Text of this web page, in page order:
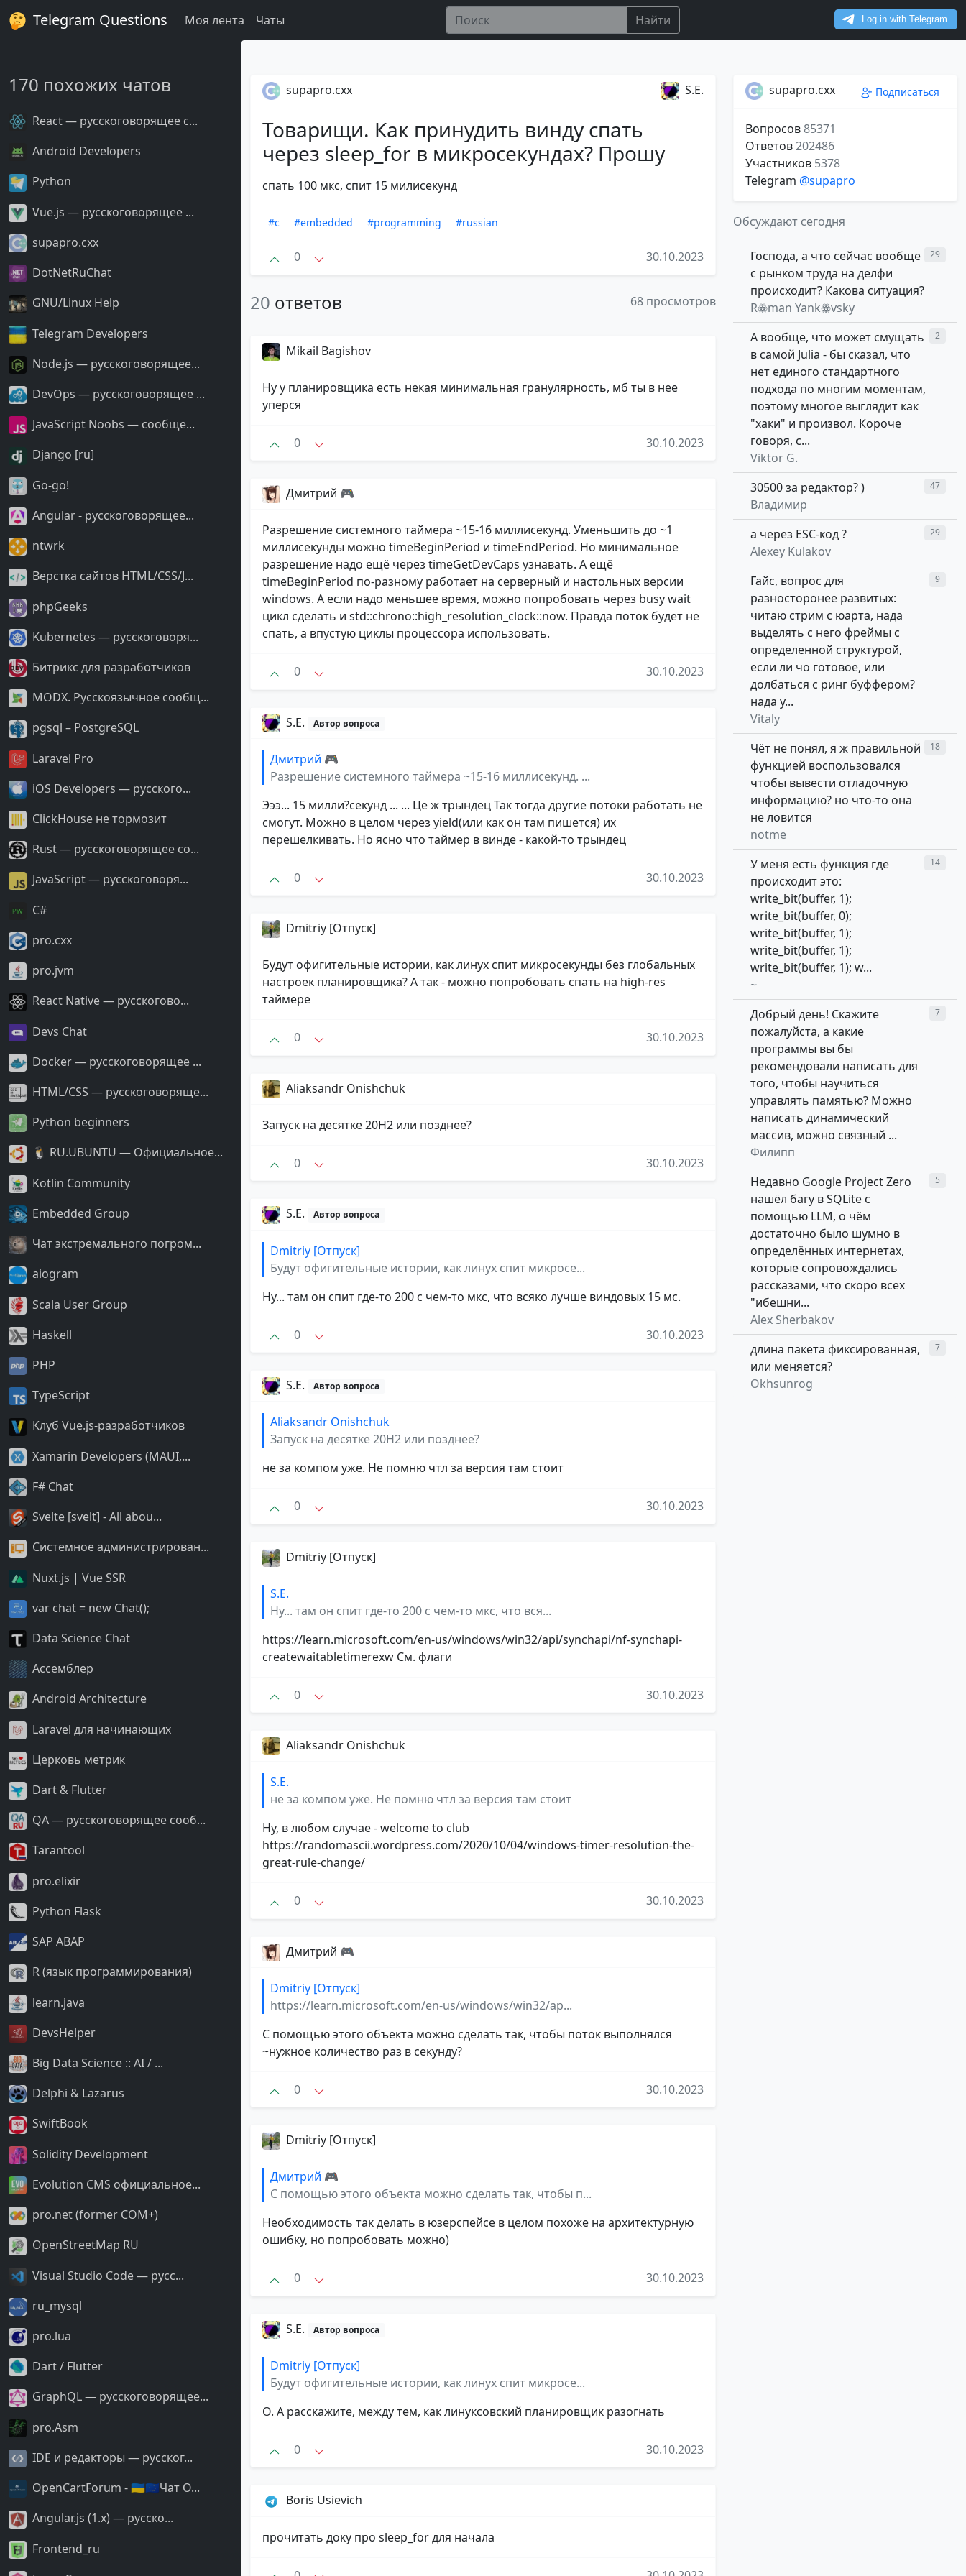
Telegram Questions Моя лента Чаты Найти
170 похожих чатов
React — русскоговорящее с...
Android Developers
Python
Vue.js — русскоговорящее ...
supapro.cxx
DotNetRuChat
GNU/Linux Help
Telegram Developers
Node.js — русскоговорящее...
DevOps — русскоговорящее ...
JavaScript Noobs — сообще...
Django [ru]
Go-go!
Angular - русскоговорящее...
ntwrk
Верстка сайтов HTML/CSS/J...
phpGeeks
Kubernetes — русскоговоря...
Битрикс для разработчиков
MODX. Русскоязычное сообщ...
pgsql – PostgreSQL
Laravel Pro
iOS Developers — русского...
ClickHouse не тормозит
Rust — русскоговорящее со...
JavaScript — русскоговоря...
С#
pro.cxx
pro.jvm
React Native — русскогово...
Devs Chat
Docker — русскоговорящее ...
HTML/CSS — русскоговоряще...
Python beginners
🐧 RU.UBUNTU — Официальное...
Kotlin Community
Embedded Group
Чат экстремального погром...
aiogram
Scala User Group
Haskell
PHP
TypeScript
Клуб Vue.js-разработчиков
Xamarin Developers (MAUI,...
F# Chat
Svelte [svelt] - All abou...
Системное администрирован...
Nuxt.js | Vue SSR
var chat = new Chat();
Data Science Chat
Ассемблер
Android Architecture
Laravel для начинающих
Церковь метрик
Dart & Flutter
QA — русскоговорящее сооб...
Tarantool
pro.elixir
Python Flask
SAP ABAP
R (язык программирования)
learn.java
DevsHelper
Big Data Science :: AI / ...
Delphi & Lazarus
SwiftBook
Solidity Development
Evolution CMS официальное...
pro.net (former COM+)
OpenStreetMap RU
Visual Studio Code — русс...
ru_mysql
pro.lua
Dart / Flutter
GraphQL — русскоговорящее...
pro.Asm
IDE и редакторы — русског...
OpenCartForum - 🇺🇦🇪🇺Чат O...
Angular.js (1.x) — русско...
Frontend_ru
supapro.cxx S.E.
Товарищи. Как принудить винду спать
через sleep_for в микросекундах? Прошу
спать 100 мкс, спит 15 милисекунд
#c #embedded #programming #russian
0 30.10.2023
20 ответов 68 просмотров
Mikail Bagishov
Ну у планировщика есть некая минимальная гранулярность, мб ты в нее
уперся
0 30.10.2023
Дмитрий 🎮
Разрешение системного таймера ~15-16 миллисекунд. Уменьшить до ~1
миллисекунды можно timeBeginPeriod и timeEndPeriod. Но минимальное
разрешение надо ещё через timeGetDevCaps узнавать. А ещё
timeBeginPeriod по-разному работает на серверный и настольных версии
windows. А если надо меньшее время, можно попробовать через busy wait
цикл сделать и std::chrono::high_resolution_clock::now. Правда поток будет не
спать, а впустую циклы процессора использовать.
0 30.10.2023
S.E. Автор вопроса
Дмитрий 🎮
Разрешение системного таймера ~15-16 миллисекунд. ...
Эээ... 15 милли?секунд ... ... Це ж трындец Так тогда другие потоки работать не
смогут. Можно в целом через yield(или как он там пишется) их
перешелкивать. Но ясно что таймер в винде - какой-то трындец
0 30.10.2023
Dmitriy [Отпуск]
Будут офигительные истории, как линух спит микросекунды без глобальных
настроек планировщика? А так - можно попробовать спать на high-res
таймере
0 30.10.2023
Aliaksandr Onishchuk
Запуск на десятке 20H2 или позднее?
0 30.10.2023
S.E. Автор вопроса
Dmitriy [Отпуск]
Будут офигительные истории, как линух спит микросе...
Ну... там он спит где-то 200 с чем-то мкс, что всяко лучше виндовых 15 мс.
0 30.10.2023
S.E. Автор вопроса
Aliaksandr Onishchuk
Запуск на десятке 20H2 или позднее?
не за компом уже. Не помню чтл за версия там стоит
0 30.10.2023
Dmitriy [Отпуск]
S.E.
Ну... там он спит где-то 200 с чем-то мкс, что вся...
https://learn.microsoft.com/en-us/windows/win32/api/synchapi/nf-synchapi-
createwaitabletimerexw См. флаги
0 30.10.2023
Aliaksandr Onishchuk
S.E.
не за компом уже. Не помню чтл за версия там стоит
Ну, в любом случае - welcome to club
https://randomascii.wordpress.com/2020/10/04/windows-timer-resolution-the-
great-rule-change/
0 30.10.2023
Дмитрий 🎮
Dmitriy [Отпуск]
https://learn.microsoft.com/en-us/windows/win32/ap...
С помощью этого объекта можно сделать так, чтобы поток выполнялся
~нужное количество раз в секунду?
0 30.10.2023
Dmitriy [Отпуск]
Дмитрий 🎮
С помощью этого объекта можно сделать так, чтобы п...
Необходимость так делать в юзерспейсе в целом похоже на архитектурную
ошибку, но попробовать можно)
0 30.10.2023
S.E. Автор вопроса
Dmitriy [Отпуск]
Будут офигительные истории, как линух спит микросе...
О. А расскажите, между тем, как линуксовский планировщик разогнать
0 30.10.2023
Boris Usievich
прочитать доку про sleep_for для начала
supapro.cxx Подписаться
Вопросов85371
Ответов202486
Участников 5378
Telegram @supapro
Обсуждают сегодня
Господа, а что сейчас вообще
с рынком труда на делфи
происходит? Какова ситуация?
Rꙮman Yankꙮvsky
29
А вообще, что может смущать
в самой Julia - бы сказал, что
нет единого стандартного
подхода по многим моментам,
поэтому многое выглядит как
"хаки" и произвол. Короче
говоря, с...
Viktor G.
2
30500 за редактор? )
Владимир
47
а через ESC-код ?
Alexey Kulakov
29
Гайс, вопрос для
разносторонее развитых:
читаю стрим с юарта, нада
выделять с него фреймы с
определенной структурой,
если ли чо готовое, или
долбаться с ринг буффером?
нада у...
Vitaly
9
Чёт не понял, я ж правильной
функцией воспользовался
чтобы вывести отладочную
информацию? но что-то она
не ловится
notme
18
У меня есть функция где
происходит это:
write_bit(buffer, 1);
write_bit(buffer, 0);
write_bit(buffer, 1);
write_bit(buffer, 1);
write_bit(buffer, 1); w...
~
14
Добрый день! Скажите
пожалуйста, а какие
программы вы бы
рекомендовали написать для
того, чтобы научиться
управлять памятью? Можно
написать динамический
массив, можно связный ...
Филипп
7
Недавно Google Project Zero
нашёл багу в SQLite с
помощью LLM, о чём
достаточно было шумно в
определённых интернетах,
которые сопровождались
рассказами, что скоро всех
"ибешни...
Alex Sherbakov
5
длина пакета фиксированная,
или меняется?
Okhsunrog
7